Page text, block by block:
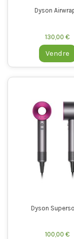
Dyson
130,00 €
Vendre
Dyson
100,00 €